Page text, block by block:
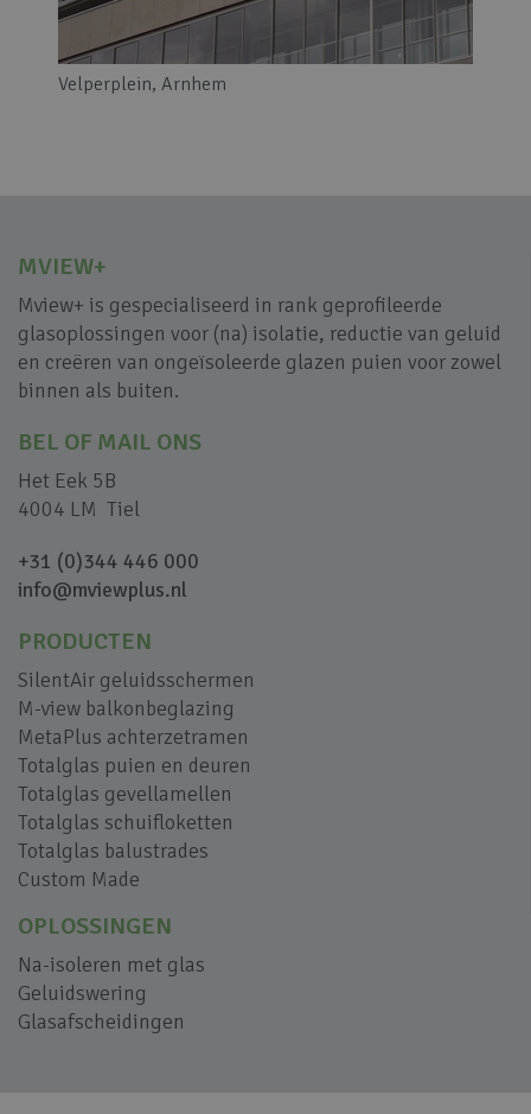
Velperplein, Arnhem
MVIEW+
Mview+ is gespecialiseerd in rank geprofileerde
glasoplossingen voor (na) isolatie, reductie van geluid
en creëren van ongeïsoleerde glazen puien voor zowel
binnen als buiten.
BEL OF MAIL ONS
Het Eek 5B
4004 LM Tiel
+31 (0)344 446 000
info@mviewplus.nl
PRODUCTEN
SilentAir geluidsschermen
M-view balkonbeglazing
MetaPlus achterzetramen
Totalglas puien en deuren
Totalglas gevellamellen
Totalglas schuifloketten
Totalglas balustrades
Custom Made
OPLOSSINGEN
Na-isoleren met glas
Geluidswering
Glasafscheidingen